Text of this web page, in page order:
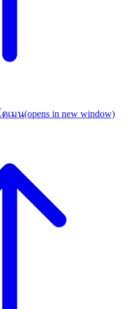
เมน(opens in new window)